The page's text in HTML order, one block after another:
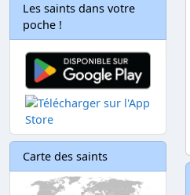
Les saints dans votre
poche !
Carte des saints